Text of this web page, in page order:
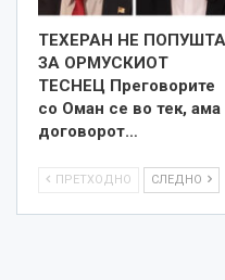
ТЕХЕРАН НЕ ПОПУШТА
ЗА ОРМУСКИОТ
ТЕСНЕЦ Преговорите
со Оман се во тек, ама
договорот…
ПРЕТХОДНО СЛЕДНО